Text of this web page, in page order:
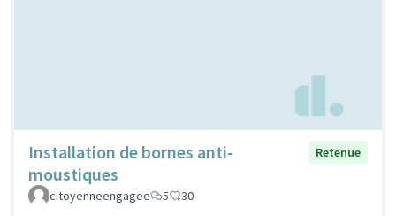
Installation de bornes anti-
moustiques
Retenue
citoyenneengagee 5 30